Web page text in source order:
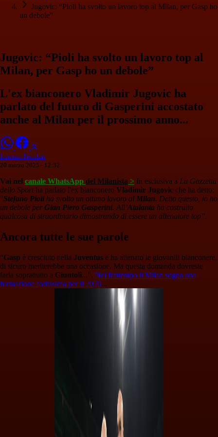
Jugovic: “Pioli ha svolto un lavoro top al Milan, per Gasp ho
un debole”
Jugovic: “Pioli ha svolto un lavoro top al
Milan, per Gasp ho un debole”
L'ex bianconero Vladimir Jugovic ha
parlato del futuro di Gasperini accostato
anche al Milan per il prossimo anno...
Lorenzo Focolari
20 marzo 2025 - 12:32
Vai nel canale WhatsApp del Milanista > In esclusiva a La Gazzetta
dello Sportha parlato l'ex bianconero Vladimir Jugovic che ha detto:
"Stefano Pioli ha svolto un ottimo lavoro al Milan. Detto questo, io ho
un debole per Gian Piero Gasperini. All’Atalanta ha costruito
qualcosa di straordinario dimostrando di essere un allenatore top”.
Ancora tutte le sue parole
“Gasp è cresciuto nella Juventus e ha allenato le giovanili bianconere,
di sicuro meriterebbe una occasione. Ma questa domanda dovreste
farla soprattutto a Giuntoli...". Nel frattempo il Milan sogna una
formazione fortissima per il 2026...